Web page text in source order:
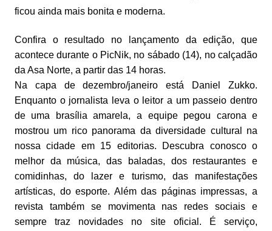
ficou ainda mais bonita e moderna.
Confira o resultado no lançamento da edição, que
acontece durante o PicNik, no sábado (14), no calçadão
da Asa Norte, a partir das 14 horas.
Na capa de dezembro/janeiro está Daniel Zukko.
Enquanto o jornalista leva o leitor a um passeio dentro
de uma brasília amarela, a equipe pegou carona e
mostrou um rico panorama da diversidade cultural na
nossa cidade em 15 editorias. Descubra conosco o
melhor da música, das baladas, dos restaurantes e
comidinhas, do lazer e turismo, das manifestações
artísticas, do esporte. Além das páginas impressas, a
revista também se movimenta nas redes sociais e
sempre traz novidades no site oficial. É serviço,